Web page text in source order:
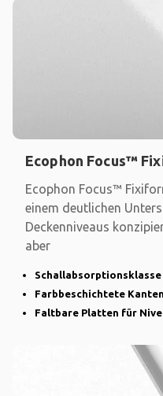
Ecophon Focus™
Ecophon Focus™
einem deutlichen
Deckenniveaus
aber
Schallabsorptionsklasse
Farbbeschichtete Kanten
Faltbare Platten für